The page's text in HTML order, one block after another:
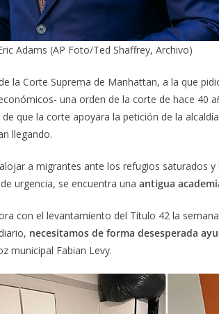
Adams (AP Foto/Ted Shaffrey, Archivo)
la Corte Suprema de Manhattan, a la que
una orden de la corte de hace 40
que la corte apoyara la petición de la
llegando.
a migrantes ante los refugios saturados y
urgencia, se encuentra una antigua
con el levantamiento del Título 42 la
necesitamos de forma desesperada
municipal Fabian Levy.